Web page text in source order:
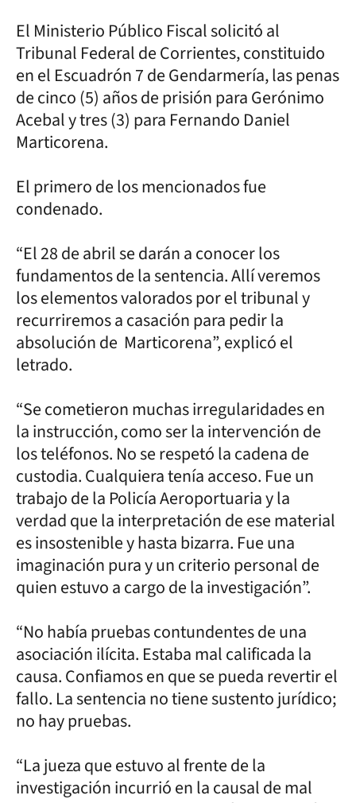
El Ministerio Público Fiscal solicitó al
Tribunal Federal de Corrientes, constituido
en el Escuadrón 7 de Gendarmería, las penas
de cinco (5) años de prisión para Gerónimo
Acebal y tres (3) para Fernando Daniel
Marticorena.
El primero de los mencionados fue
condenado.
“El 28 de abril se darán a conocer los
fundamentos de la sentencia. Allí veremos
los elementos valorados por el tribunal y
recurriremos a casación para pedir la
absolución de Marticorena”, explicó el
letrado.
“Se cometieron muchas irregularidades en
la instrucción, como ser la intervención de
los teléfonos. No se respetó la cadena de
custodia. Cualquiera tenía acceso. Fue un
trabajo de la Policía Aeroportuaria y la
verdad que la interpretación de ese material
es insostenible y hasta bizarra. Fue una
imaginación pura y un criterio personal de
quien estuvo a cargo de la investigación”.
“No había pruebas contundentes de una
asociación ilícita. Estaba mal calificada la
causa. Confiamos en que se pueda revertir el
fallo. La sentencia no tiene sustento jurídico;
no hay pruebas.
“La jueza que estuvo al frente de la
investigación incurrió en la causal de mal